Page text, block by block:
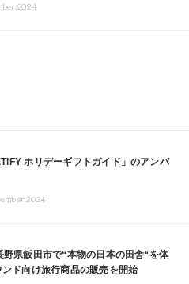
ホリデーギフトガイド」のアンバ
野県飯田市で“本物の日本の田舎“を体
ド向け旅行商品の販売を開始